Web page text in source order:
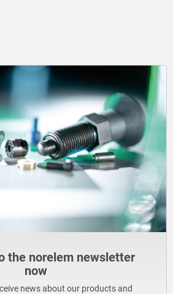
the norelem newsletter
now
news about our products and